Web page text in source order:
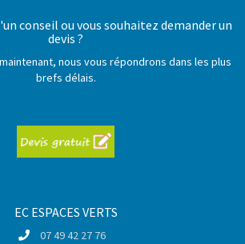
conseil ou vous souhaitez demander un
devis ?
nous vous répondrons dans les plus
brefs délais.
EC ESPACES VERTS
07 49 42 27 76